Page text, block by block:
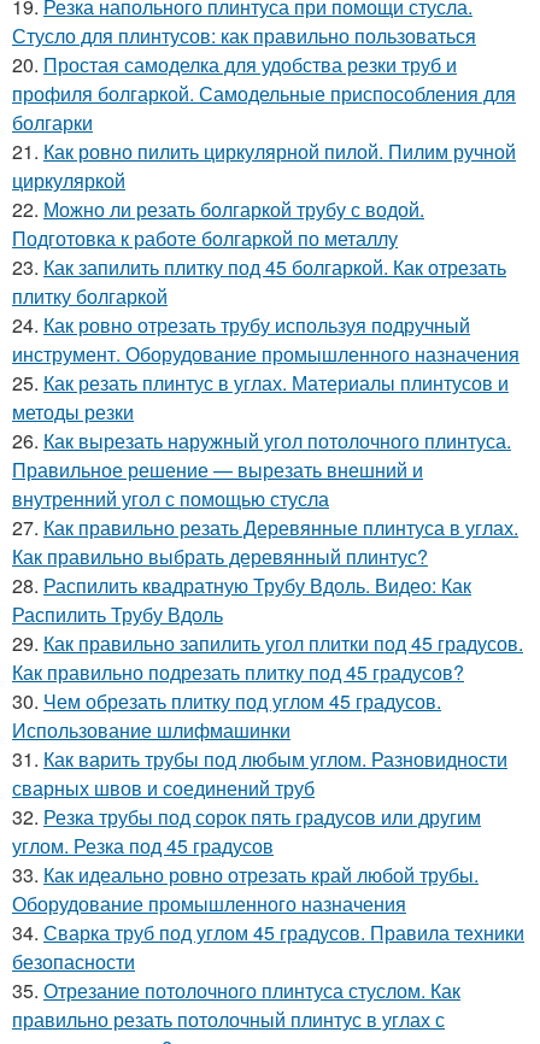
19. Резка напольного плинтуса при помощи стусла.
Стусло для плинтусов: как правильно пользоваться
20. Простая самоделка для удобства резки труб и
профиля болгаркой. Самодельные приспособления для
болгарки
21. Как ровно пилить циркулярной пилой. Пилим ручной
циркуляркой
22. Можно ли резать болгаркой трубу с водой.
Подготовка к работе болгаркой по металлу
23. Как запилить плитку под 45 болгаркой. Как отрезать
плитку болгаркой
24. Как ровно отрезать трубу используя подручный
инструмент. Оборудование промышленного назначения
25. Как резать плинтус в углах. Материалы плинтусов и
методы резки
26. Как вырезать наружный угол потолочного плинтуса.
Правильное решение — вырезать внешний и
внутренний угол с помощью стусла
27. Как правильно резать Деревянные плинтуса в углах.
Как правильно выбрать деревянный плинтус?
28. Распилить квадратную Трубу Вдоль. Видео: Как
Распилить Трубу Вдоль
29. Как правильно запилить угол плитки под 45 градусов.
Как правильно подрезать плитку под 45 градусов?
30. Чем обрезать плитку под углом 45 градусов.
Использование шлифмашинки
31. Как варить трубы под любым углом. Разновидности
сварных швов и соединений труб
32. Резка трубы под сорок пять градусов или другим
углом. Резка под 45 градусов
33. Как идеально ровно отрезать край любой трубы.
Оборудование промышленного назначения
34. Сварка труб под углом 45 градусов. Правила техники
безопасности
35. Отрезание потолочного плинтуса стуслом. Как
правильно резать потолочный плинтус в углах с